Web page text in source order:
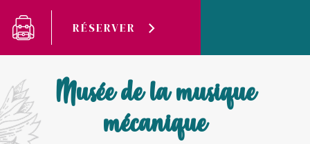
RÉSERVER
Camping Saint-Disdille
Musée de la musique
mécanique
Panneau de gestion des cookies